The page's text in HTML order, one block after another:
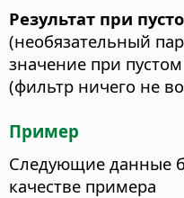
Результат при
(необязательный
значение при
(фильтр ничего не
Пример
Следующие данные
качестве примера